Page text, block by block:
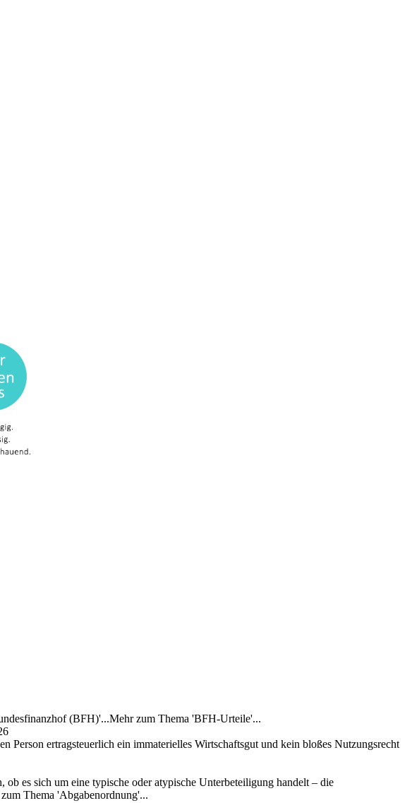
(BFH)'...Mehr zum Thema 'BFH-Urteile'...
Person ertragsteuerlich ein immaterielles Wirtschaftsgut und kein bloßes Nutzungsrecht
es sich um eine typische oder atypische Unterbeteiligung handelt – die
Thema 'Abgabenordnung'...